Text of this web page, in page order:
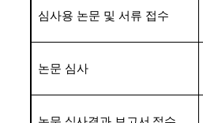
심사용 논문 및 서류 접수
논문 심사